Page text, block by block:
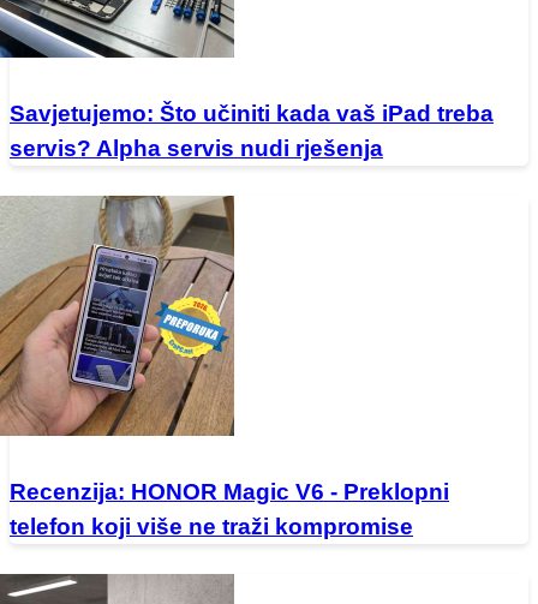
Savjetujemo: Što učiniti kada vaš iPad treba
servis? Alpha servis nudi rješenja
Recenzija: HONOR Magic V6 - Preklopni
telefon koji više ne traži kompromise